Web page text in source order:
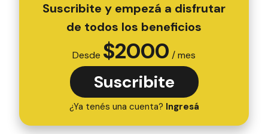
Suscribite y empezá a disfrutar
de todos los beneficios
Desde $2000 / mes
Suscribite
¿Ya tenés una cuenta? Ingresá